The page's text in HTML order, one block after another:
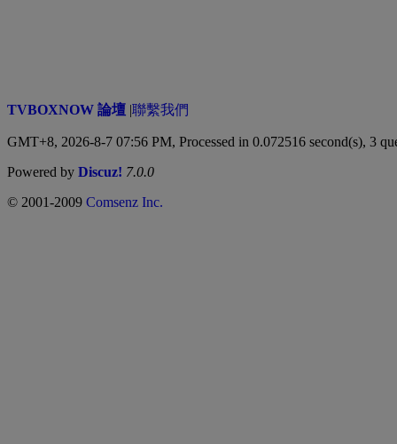
TVBOXNOW 論壇 |聯繫我們
GMT+8, 2026-8-7 07:56 PM, Processed in 0.072516 second(s), 3
Powered by Discuz! 7.0.0
© 2001-2009 Comsenz Inc.